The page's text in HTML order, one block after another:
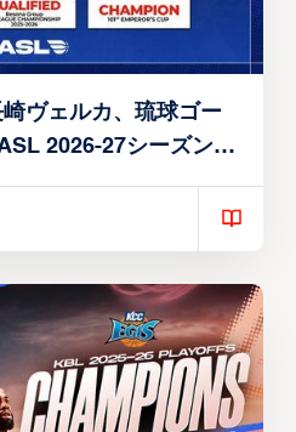
ヴェルカ、琉球ゴー
2026-27シーズン出